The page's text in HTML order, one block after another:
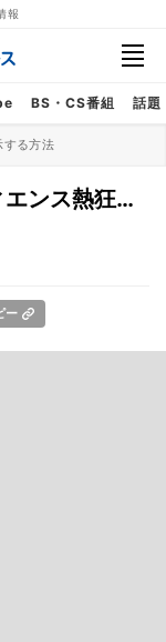
報
BS・CS番組 話題
る方法
エンス熱狂…
ー